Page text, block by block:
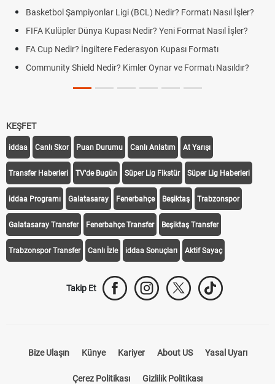
Basketbol Şampiyonlar Ligi (BCL) Nedir? Formatı Nasıl İşler?
FIFA Kulüpler Dünya Kupası Nedir? Yeni Format Nasıl İşler?
FA Cup Nedir? İngiltere Federasyon Kupası Formatı
Community Shield Nedir? Kimler Oynar ve Formatı Nasıldır?
KEŞFET
iddaa Canlı Skor Puan Durumu Canlı Anlatım At Yarışı
Transfer Haberleri TV'de Bugün Süper Lig Fikstür Süper Lig Haberleri
iddaa Programı Galatasaray Fenerbahçe Beşiktaş Trabzonspor
Galatasaray Transfer Fenerbahçe Transfer Beşiktaş Transfer
Trabzonspor Transfer Canlı İzle iddaa Sonuçları Aktif Sayaç
Takip Et
Bize Ulaşın Künye Kariyer About US Yasal Uyarı
Çerez Politikası Gizlilik Politikası